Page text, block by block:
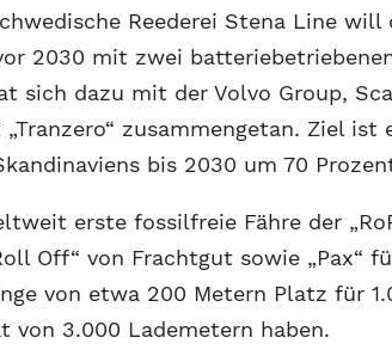
Reederei Stena Line will
2030 mit zwei
sich dazu mit der Volvo Group,
zusammengetan. Ziel ist
bis 2030 um 70
erste fossilfreie Fähre der
Off“ von Frachtgut sowie „Pax“
von etwa 200 Metern Platz für
von 3.000 Lademetern haben.